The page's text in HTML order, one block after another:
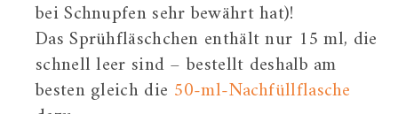
bei Schnupfen sehr bewährt hat)!
Das Sprühfläschchen enthält nur 15 ml, die
schnell leer sind – bestellt deshalb am
besten gleich die 50-ml-Nachfüllflasche